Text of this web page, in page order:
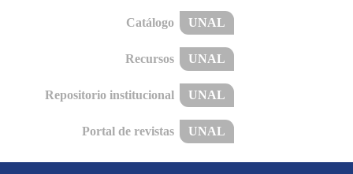
Catálogo UNAL
Recursos UNAL
Repositorio institucional UNAL
Portal de revistas UNAL